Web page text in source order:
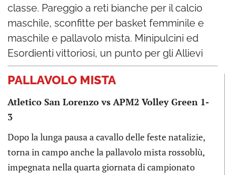
classe. Pareggio a reti bianche per il calcio
maschile, sconfitte per basket femminile e
maschile e pallavolo mista. Minipulcini ed
Esordienti vittoriosi, un punto per gli Allievi
PALLAVOLO MISTA
Atletico San Lorenzo vs APM2 Volley Green 1-
3
Dopo la lunga pausa a cavallo delle feste natalizie,
torna in campo anche la pallavolo mista rossoblù,
impegnata nella quarta giornata di campionato